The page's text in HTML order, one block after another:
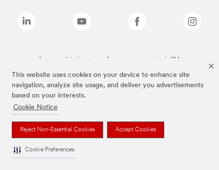
This website uses cookies on your device to enhance site
navigation, analyze site usage, and deliver you advertisements
based on your interests.
Cookie Notice
Reject Non-Essential Cookies Accept Cookies
Cookie Preferences
As marcas listadas a cima são marcas comerciais da 3M.